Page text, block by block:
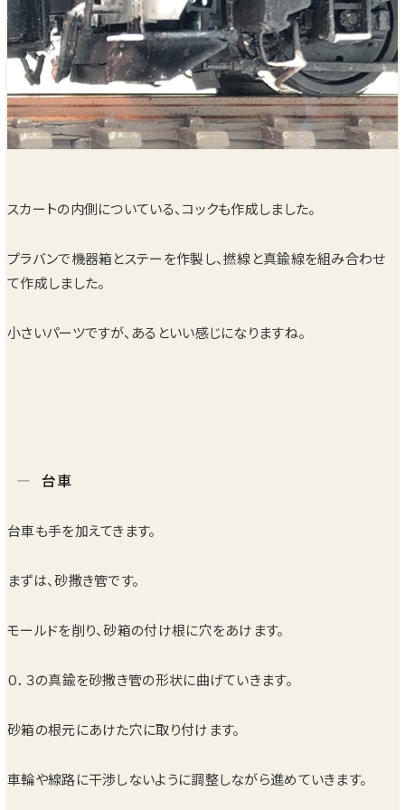
スカートの内側についている、コックも作成しました。
プラバンで機器箱とステーを作製し、撚線と真鍮線を組み合わせ
て作成しました。
小さいパーツですが、あるといい感じになりますね。
台車
台車も手を加えてきます。
まずは、砂撒き管です。
モールドを削り、砂箱の付け根に穴をあけます。
０．３の真鍮を砂撒き管の形状に曲げていきます。
砂箱の根元にあけた穴に取り付けます。
車輪や線路に干渉しないように調整しながら進めていきます。